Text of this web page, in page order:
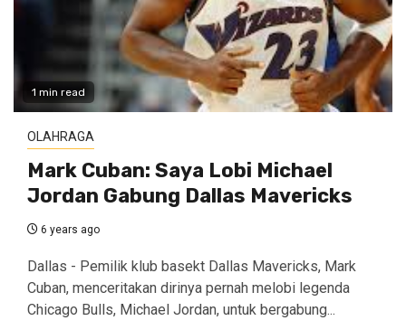
1 min read
OLAHRAGA
Mark Cuban: Saya Lobi Michael
Jordan Gabung Dallas Mavericks
6 years ago
Dallas - Pemilik klub basekt Dallas Mavericks, Mark
Cuban, menceritakan dirinya pernah melobi legenda
Chicago Bulls, Michael Jordan, untuk bergabung...